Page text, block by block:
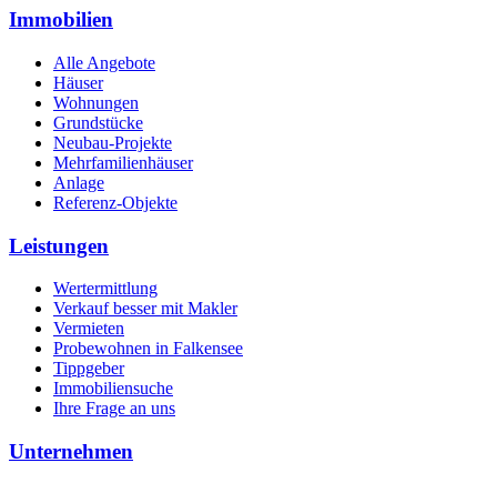
Immobilien
Alle Angebote
Häuser
Wohnungen
Grundstücke
Neubau-Projekte
Mehrfamilienhäuser
Anlage
Referenz-Objekte
Leistungen
Wertermittlung
Verkauf besser mit Makler
Vermieten
Probewohnen in Falkensee
Tippgeber
Immobiliensuche
Ihre Frage an uns
Unternehmen